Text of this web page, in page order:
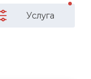
Услуга